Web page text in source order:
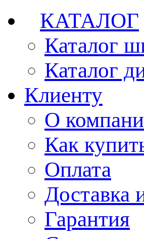
КАТАЛОГ
Каталог
Каталог
Клиенту
О
Как
Оплата
Доставка
Гарантия